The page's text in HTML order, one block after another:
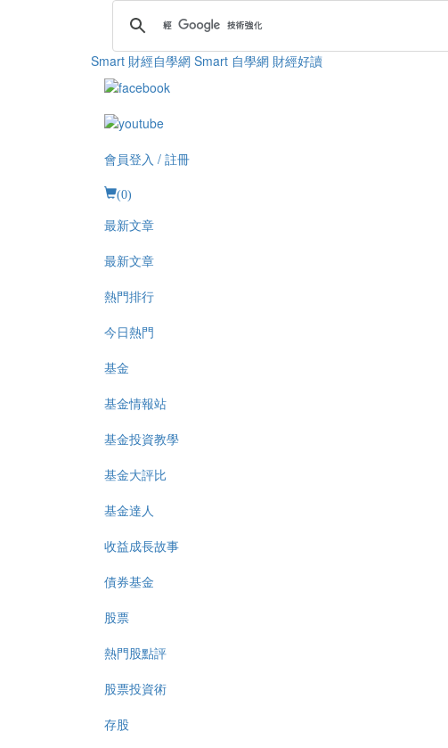
Smart 財經自學網 Smart 自學網 財經好讀
會員登入 / 註冊
(0)
最新文章
最新文章
熱門排行
今日熱門
基金
基金情報站
基金投資教學
基金大評比
基金達人
收益成長故事
債券基金
股票
熱門股點評
股票投資術
存股